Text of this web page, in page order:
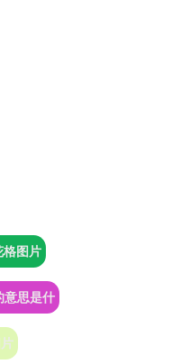
格图片
意思是什